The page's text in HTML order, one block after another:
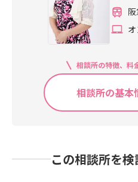
相談所の特徴、料
相談所の基本
この相談所を